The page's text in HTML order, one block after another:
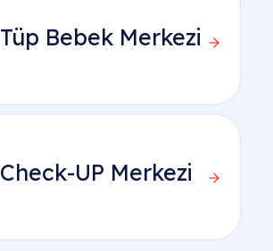
Tüp Bebek Merkezi
Check-UP Merkezi